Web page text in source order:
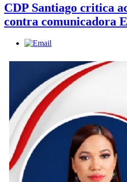
CDP Santiago critica
contra comunicadora